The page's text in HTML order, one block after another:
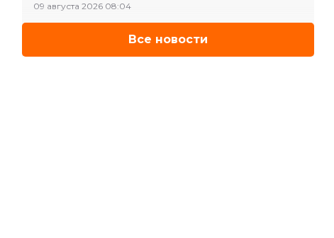
09 августа 2026 08:04
Все новости